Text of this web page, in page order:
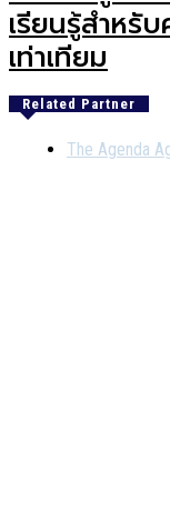
เรียนรู้สำหรั
เท่าเทียม
Related Partner
The Agenda